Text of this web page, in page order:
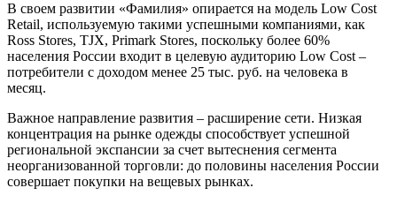
В своем развитии «Фамилия» опирается на модель Low Cost
Retail, используемую такими успешными компаниями, как
Ross Stores, TJX, Primark Stores, поскольку более 60%
населения России входит в целевую аудиторию Low Cost –
потребители с доходом менее 25 тыс. руб. на человека в
месяц.
Важное направление развития – расширение сети. Низкая
концентрация на рынке одежды способствует успешной
региональной экспансии за счет вытеснения сегмента
неорганизованной торговли: до половины населения России
совершает покупки на вещевых рынках.